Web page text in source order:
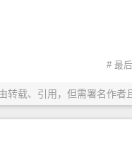
# 最
载、引用，但需署名作者